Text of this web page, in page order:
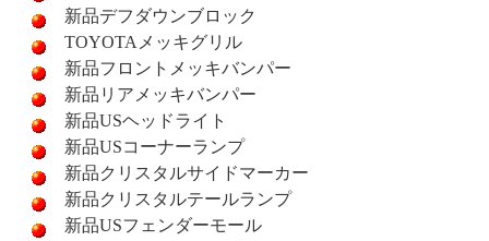
新品デフダウンブロック
TOYOTAメッキグリル
新品フロントメッキバンパー
新品リアメッキバンパー
新品USヘッドライト
新品USコーナーランプ
新品クリスタルサイドマーカー
新品クリスタルテールランプ
新品USフェンダーモール